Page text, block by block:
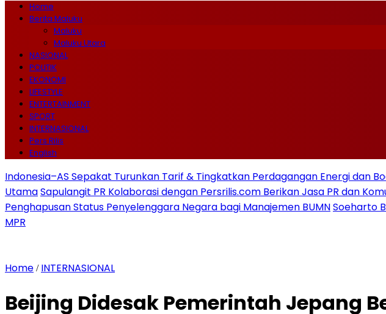
Home
Berita Maluku
Maluku
Maluku Utara
NASIONAL
POLITIK
EKONOMI
LIFESTYLE
ENTERTAINMENT
SPORT
INTERNASIONAL
Pers Rilis
English
Indonesia–AS Sepakat Turunkan Tarif & Tingkatkan Perdagangan Energi dan
UtamaSapulangit PR Kolaborasi dengan Persrilis.com Berikan Jasa PR dan
Penghapusan Status Penyelenggara Negara bagi Manajemen BUMNSoeharto
MPR
Home / INTERNASIONAL
Beijing Didesak Pemerintah Jepang